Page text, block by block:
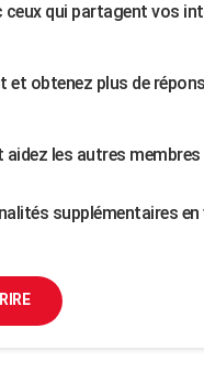
qui partagent vos
obtenez plus de
les autres membres
supplémentaires en